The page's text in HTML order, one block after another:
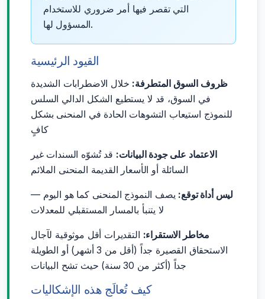
التي تقصر فيها أمر ضروري للاستخدام
المسؤول لها.
القيود الرئيسية
ظروف السوق المتطرفة: خلال الاضطرابات الشديدة
في السوق، قد لا يستطيع الشكل الدالي السلس
للنموذج استيعاب التشوهات الحادة في المنحنى بشكل
كافٍ
الاعتماد على جودة البيانات: قد تُشوّه السندات غير
السائلة أو الأسعار القديمة المنحنى الملائم
ليس أداة توقع: يصف النموذج المنحنى كما هو اليوم —
لا يتنبأ بالمسار المستقبلي للمعدلات
مخاطر الاستقراء: التقديرات أقل موثوقية لآجال
الاستحقاق القصيرة جداً (أقل من 3 أشهر) أو الطويلة
جداً (أكثر من 30 سنة) حيث تشح البيانات
كيف تُعالَج هذه الإشكاليات